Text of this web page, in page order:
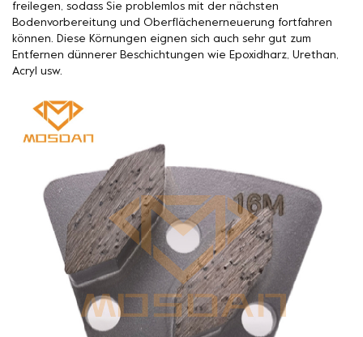
freilegen, sodass Sie problemlos mit der nächsten
Bodenvorbereitung und Oberflächenerneuerung fortfahren
können. Diese Körnungen eignen sich auch sehr gut zum
Entfernen dünnerer Beschichtungen wie Epoxidharz, Urethan,
Acryl usw.